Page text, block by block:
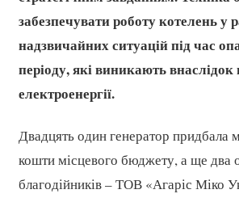
забезпечувати роботу котелень у
надзвичайних ситуацій під час
періоду, які виникають
електроенергії.
Двадцять один генератор придбала
кошти місцевого бюджету, а ще два
благодійників – ТОВ «Агаріс Міко